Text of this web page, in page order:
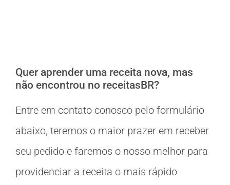
Quer aprender uma receita nova, mas
não encontrou no receitasBR?
Entre em contato conosco pelo formulário
abaixo, teremos o maior prazer em receber
seu pedido e faremos o nosso melhor para
providenciar a receita o mais rápido